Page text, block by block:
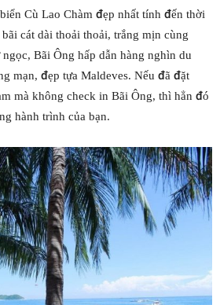
Cù Lao Chàm đẹp nhất tính đến thời
cát dài thoải thoải, trắng mịn cùng
Bãi Ông hấp dẫn hàng nghìn du
mạn, đẹp tựa Maldeves. Nếu đã đặt
mà không check in Bãi Ông, thì hẳn đó
hành trình của bạn.